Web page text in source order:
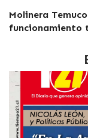
Molinera
funcionamiento